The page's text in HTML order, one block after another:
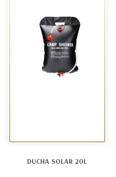
DUCHA SOLAR 20L